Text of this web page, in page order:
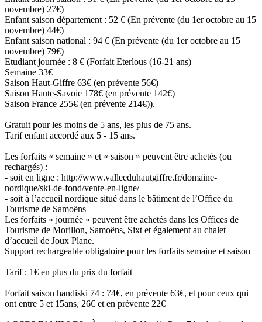
novembre) 27€)
Enfant saison département : 52 € (En prévente (du 1er octobre au 15
novembre) 44€)
Enfant saison national : 94 € (En prévente (du 1er octobre au 15
novembre) 79€)
Etudiant journée : 8 € (Forfait Eterlous (16-21 ans)
Semaine 33€
Saison Haut-Giffre 63€ (en prévente 56€)
Saison Haute-Savoie 178€ (en prévente 142€)
Saison France 255€ (en prévente 214€)).
Gratuit pour les moins de 5 ans, les plus de 75 ans.
Tarif enfant accordé aux 5 - 15 ans.
Les forfaits « semaine » et « saison » peuvent être achetés (ou
rechargés) :
- soit en ligne : http://www.valleeduhautgiffre.fr/domaine-
nordique/ski-de-fond/vente-en-ligne/
- soit à l’accueil nordique situé dans le bâtiment de l’Office du
Tourisme de Samoëns
Les forfaits « journée » peuvent être achetés dans les Offices de
Tourisme de Morillon, Samoëns, Sixt et également au chalet
d’accueil de Joux Plane.
Support rechargeable obligatoire pour les forfaits semaine et saison
Tarif : 1€ en plus du prix du forfait
Forfait saison handiski 74 : 74€, en prévente 63€, et pour ceux qui
ont entre 5 et 15ans, 26€ et en prévente 22€